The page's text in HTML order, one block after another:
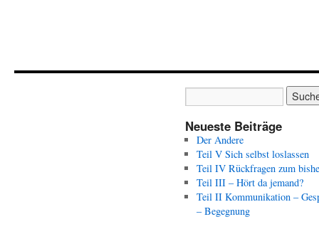
Neueste Beiträge
Der Andere
Teil V Sich selbst loslassen
Teil IV Rückfragen zum
Teil III – Hört da jemand?
Teil II Kommunikation –
– Begegnung